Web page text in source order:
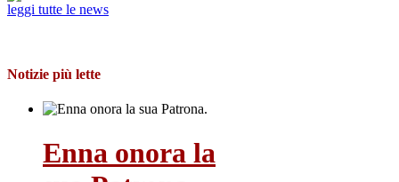
leggi tutte le news
Notizie più lette
Enna onora la